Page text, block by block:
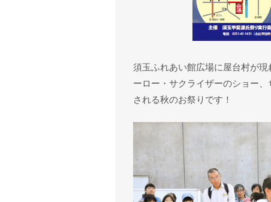
須玉ふれあい館広場に屋台村が
ーロー・サクライザーのショー
される秋のお祭りです！